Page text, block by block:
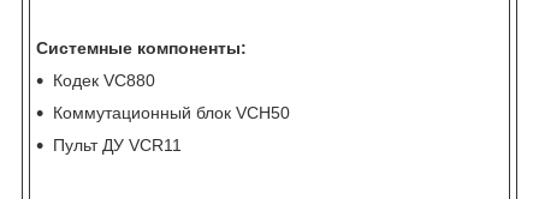
Системные компоненты:
Кодек VC880
Коммутационный блок VCH50
Пульт ДУ VCR11